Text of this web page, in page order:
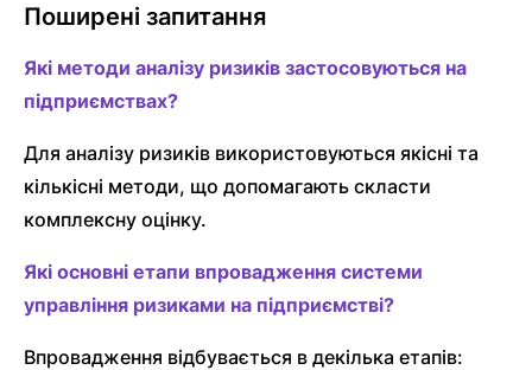
Поширені запитання
Які методи аналізу ризиків застосовуються на
підприємствах?
Для аналізу ризиків використовуються якісні та
кількісні методи, що допомагають скласти
комплексну оцінку.
Які основні етапи впровадження системи
управління ризиками на підприємстві?
Впровадження відбувається в декілька етапів: